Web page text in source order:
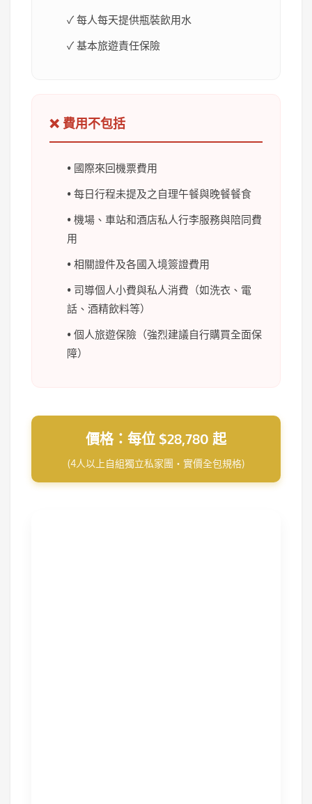
✓ 每人每天提供瓶裝飲用水
✓ 基本旅遊責任保險
❌ 費用不包括
• 國際來回機票費用
• 每日行程未提及之自理午餐與晚餐餐食
• 機場、車站和酒店私人行李服務與陪同費
用
• 相關證件及各國入境簽證費用
• 司導個人小費與私人消費（如洗衣、電
話、酒精飲料等）
• 個人旅遊保險（強烈建議自行購買全面保
障）
價格：每位 $28,780 起
(4人以上自組獨立私家團・實價全包規格)